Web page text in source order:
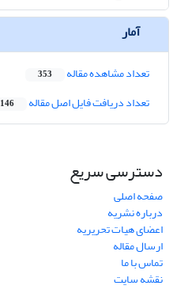
آمار
تعداد مشاهده مقاله 353
تعداد دریافت فایل اصل مقاله 146
دسترسی سریع
صفحه اصلی
درباره نشریه
اعضای هیات تحریریه
ارسال مقاله
تماس با ما
نقشه سایت